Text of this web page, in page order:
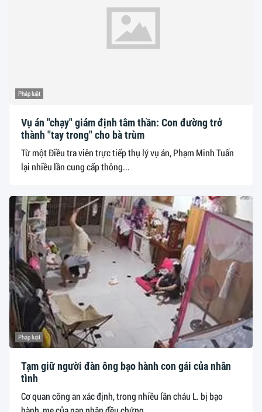
Pháp luật
Vụ án "chạy" giám định tâm thần: Con đường trở
thành "tay trong" cho bà trùm
Từ một Điều tra viên trực tiếp thụ lý vụ án, Phạm Minh Tuấn
lại nhiều lần cung cấp thông...
Pháp luật
Tạm giữ người đàn ông bạo hành con gái của nhân
tình
Cơ quan công an xác định, trong nhiều lần cháu L. bị bạo